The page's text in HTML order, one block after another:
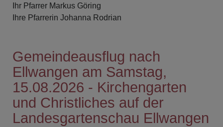
Ihr Pfarrer Markus Göring
Ihre Pfarrerin Johanna Rodrian
Gemeindeausflug nach
Ellwangen am Samstag,
15.08.2026 - Kirchengarten
und Christliches auf der
Landesgartenschau Ellwangen